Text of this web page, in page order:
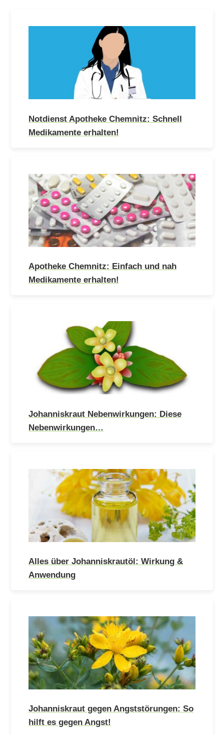
Notdienst Apotheke Chemnitz: Schnell
Medikamente erhalten!
Apotheke Chemnitz: Einfach und nah
Medikamente erhalten!
Johanniskraut Nebenwirkungen: Diese
Nebenwirkungen…
Alles über Johanniskrautöl: Wirkung &
Anwendung
Johanniskraut gegen Angststörungen: So
hilft es gegen Angst!